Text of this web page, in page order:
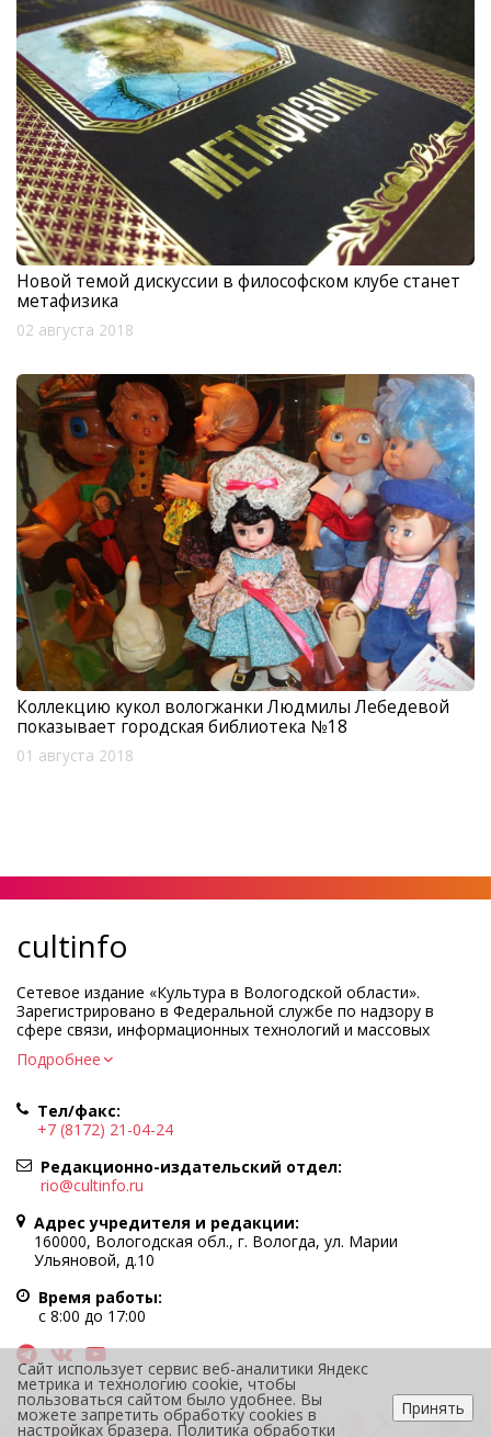
Новой темой дискуссии в философском клубе станет
метафизика
02 августа 2018
Коллекцию кукол вологжанки Людмилы Лебедевой
показывает городская библиотека №18
01 августа 2018
cultinfo
Сетевое издание «Культура в Вологодской области».
Зарегистрировано в Федеральной службе по надзору в
сфере связи, информационных технологий и массовых
коммуникаций.
Регистрационный номер и дата принятия решения о
Учредитель КУ ВО «Информационно-аналитический центр
культуры»
Адрес учредителя и редакции: 160000, Вологодская обл., г.
Вологда, ул. Марии Ульяновой, д.10
Главный редактор — Легчанова Елена Григорьевна
Политика в отношении обработки персональных данных
При полном или частичном использовании информации
портала гиперссылка на cultinfo.ru обязательна.
Редакция не несет ответственности за достоверность
информации, содержащейся в рекламных объявлениях.
12+
Подробнее
Тел/факс:
+7 (8172) 21-04-24
Редакционно-издательский отдел:
rio@cultinfo.ru
Адрес учредителя и редакции:
160000, Вологодская обл., г. Вологда, ул. Марии
Ульяновой, д.10
Время работы:
с 8:00 до 17:00
Сайт использует сервис веб-аналитики Яндекс
метрика и технологию cookie, чтобы
пользоваться сайтом было удобнее. Вы
можете запретить обработку cookies в
настройках бразера. Политика обработки
Принять